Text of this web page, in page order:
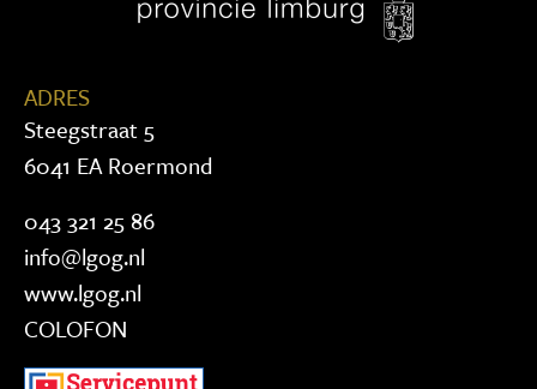
ADRES
Steegstraat 5
6041 EA Roermond
043 321 25 86
info@lgog.nl
www.lgog.nl
COLOFON